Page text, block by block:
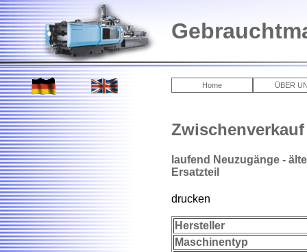
Home ÜBER
laufend Neuzugänge -
Ersatzteil
drucken
Hersteller
Maschinentyp